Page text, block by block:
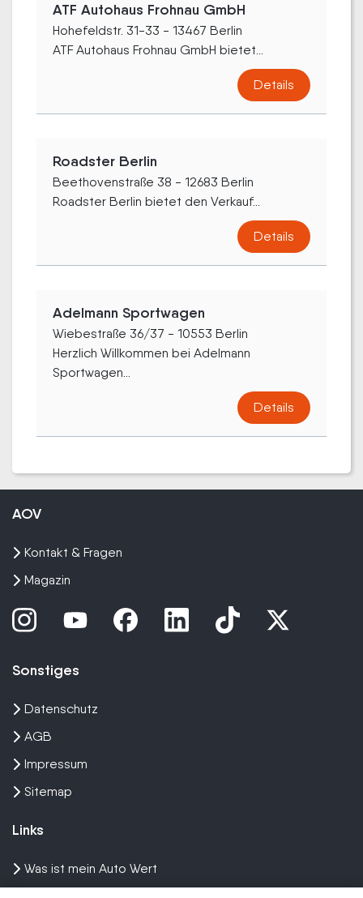
ATF Autohaus Frohnau GmbH
Hohefeldstr. 31-33 - 13467 Berlin
ATF Autohaus Frohnau GmbH bietet...
Details
Roadster Berlin
Beethovenstraße 38 - 12683 Berlin
Roadster Berlin bietet den Verkauf...
Details
Adelmann Sportwagen
Wiebestraße 36/37 - 10553 Berlin
Herzlich Willkommen bei Adelmann
Sportwagen...
Details
AOV
Kontakt & Fragen
Magazin
Sonstiges
Datenschutz
AGB
Impressum
Sitemap
Links
Was ist mein Auto Wert